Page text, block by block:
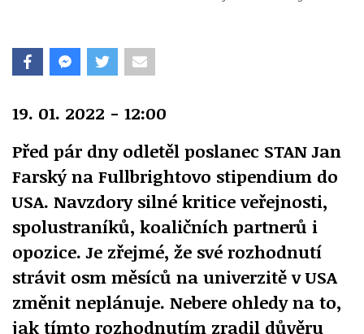
19. 01. 2022 - 12:00
Před pár dny odletěl poslanec STAN Jan
Farský na Fullbrightovo stipendium do
USA. Navzdory silné kritice veřejnosti,
spolustraníků, koaličních partnerů i
opozice. Je zřejmé, že své rozhodnutí
strávit osm měsíců na univerzitě v USA
změnit neplánuje. Nebere ohledy na to,
jak tímto rozhodnutím zradil důvěru